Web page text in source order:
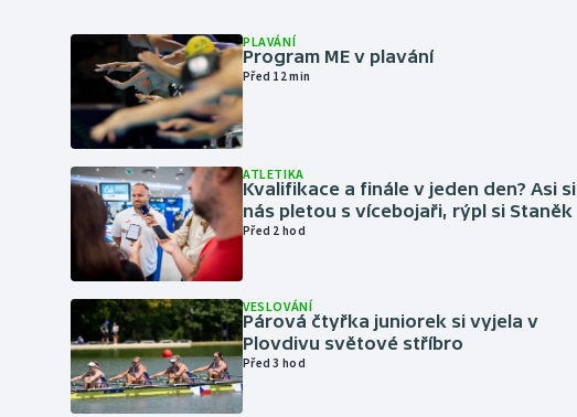
PLAVÁNÍ
Program ME v plavání
Před 12 min
ATLETIKA
Kvalifikace a finále v jeden den? Asi si
nás pletou s vícebojaři, rýpl si Staněk
Před 2 hod
VESLOVÁNÍ
Párová čtyřka juniorek si vyjela v
Plovdivu světové stříbro
Před 3 hod